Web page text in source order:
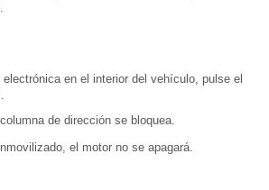
en el interior del vehículo, pulse el
de dirección se bloquea.
el motor no se apagará.